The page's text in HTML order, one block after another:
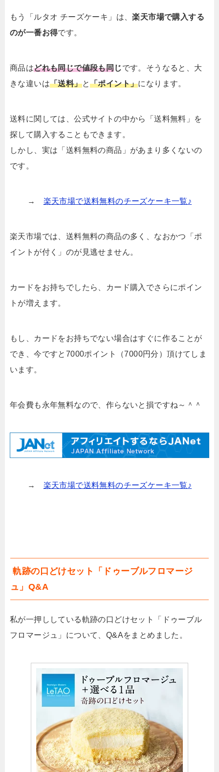
もう「ルタオ チーズケーキ」は、楽天市場で購入する
のが一番お得です。
商品はどれも同じで値段も同じです。そうなると、大
きな違いは「送料」と「ポイント」になります。
送料に関しては、公式サイトの中から「送料無料」を
探して購入することもできます。
しかし、実は「送料無料の商品」があまり多くないの
です。
→ 楽天市場で送料無料のチーズケーキ一覧♪
楽天市場では、送料無料の商品の多く、なおかつ「ポ
イントが付く」のが見逃せません。
カードをお持ちでしたら、カード購入でさらにポイン
トが増えます。
もし、カードをお持ちでない場合はすぐに作ることが
でき、今ですと7000ポイント（7000円分）頂けてしま
います。
年会費も永年無料なので、作らないと損ですね～＾＾
→ 楽天市場で送料無料のチーズケーキ一覧♪
軌跡の口どけセット「ドゥーブルフロマージ
ュ」Q&A
私が一押ししている軌跡の口どけセット「ドゥーブル
フロマージュ」について、Q&Aをまとめました。